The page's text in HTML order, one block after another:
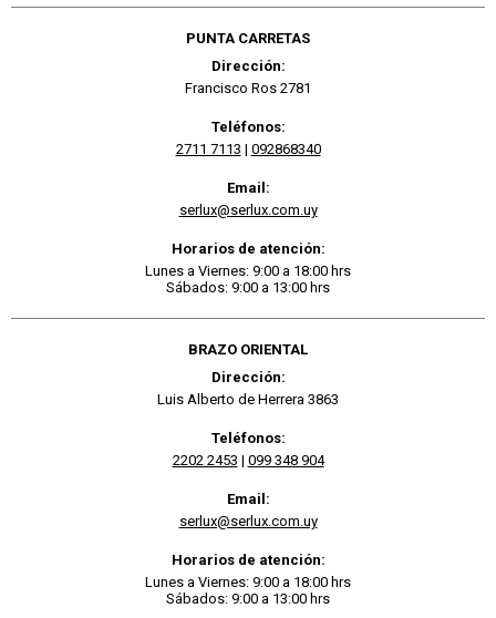
PUNTA CARRETAS
Dirección:
Francisco Ros 2781
Teléfonos:
2711 7113 | 092868340
Email:
serlux@serlux.com.uy
Horarios de atención:
Lunes a Viernes: 9:00 a 18:00 hrs
Sábados: 9:00 a 13:00 hrs
BRAZO ORIENTAL
Dirección:
Luis Alberto de Herrera 3863
Teléfonos:
2202 2453 | 099 348 904
Email:
serlux@serlux.com.uy
Horarios de atención:
Lunes a Viernes: 9:00 a 18:00 hrs
Sábados: 9:00 a 13:00 hrs